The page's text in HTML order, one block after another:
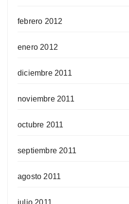
febrero 2012
enero 2012
diciembre 2011
noviembre 2011
octubre 2011
septiembre 2011
agosto 2011
julio 2011